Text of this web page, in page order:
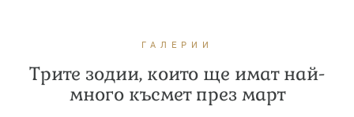
ГАЛЕРИИ
Трите зодии, които ще имат най-
много късмет през март